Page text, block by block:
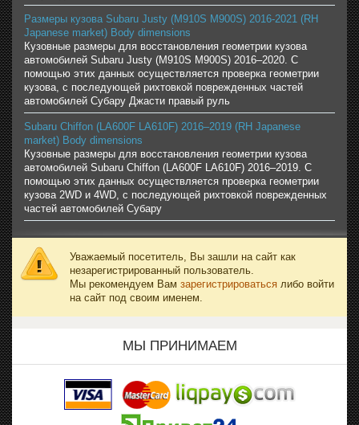
Размеры кузова Subaru Justy (M910S M900S) 2016-2021 (RH
Japanese market) Body dimensions
Кузовные размеры для восстановления геометрии кузова
автомобилей Subaru Justy (M910S M900S) 2016–2020. С
помощью этих данных осуществляется проверка геометрии
кузова, с последующей рихтовкой поврежденных частей
автомобилей Субару Джасти правый руль
Subaru Chiffon (LA600F LA610F) 2016–2019 (RH Japanese
market) Body dimensions
Кузовные размеры для восстановления геометрии кузова
автомобилей Subaru Chiffon (LA600F LA610F) 2016–2019. С
помощью этих данных осуществляется проверка геометрии
кузова 2WD и 4WD, с последующей рихтовкой поврежденных
частей автомобилей Субару
Уважаемый посетитель, Вы зашли на сайт как
незарегистрированный пользователь.
Мы рекомендуем Вам зарегистрироваться либо войти
на сайт под своим именем.
МЫ ПРИНИМАЕМ